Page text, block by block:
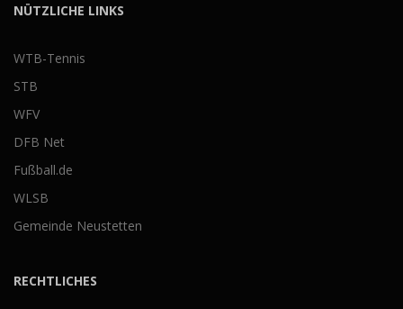
NÜTZLICHE LINKS
WTB-Tennis
STB
WFV
DFB Net
Fußball.de
WLSB
Gemeinde Neustetten
RECHTLICHES